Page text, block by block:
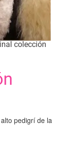
colección
pedigrí de la